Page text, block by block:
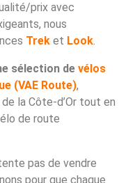
prix avec
nous
Trek et Look.
sélection de vélos
(VAE Route),
la Côte-d’Or tout en
de route
pas de vendre
pour que chaque